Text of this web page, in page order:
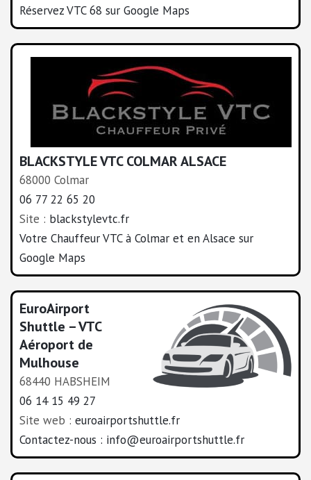
Réservez VTC 68 sur Google Maps
BLACKSTYLE VTC COLMAR ALSACE
68000 Colmar
06 77 22 65 20
Site : blackstylevtc.fr
Votre Chauffeur VTC à Colmar et en Alsace sur
Google Maps
EuroAirport
Shuttle – VTC
Aéroport de
Mulhouse
68440 HABSHEIM
06 14 15 49 27
Site web : euroairportshuttle.fr
Contactez-nous : info@euroairportshuttle.fr